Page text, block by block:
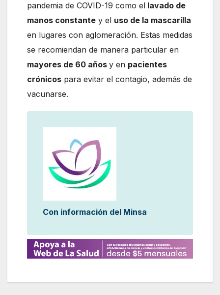
pandemia de COVID-19 como el lavado de
manos constante y el uso de la mascarilla
en lugares con aglomeración. Estas medidas
se recomiendan de manera particular en
mayores de 60 años y en pacientes
crónicos para evitar el contagio, además de
vacunarse.
Con información del Minsa